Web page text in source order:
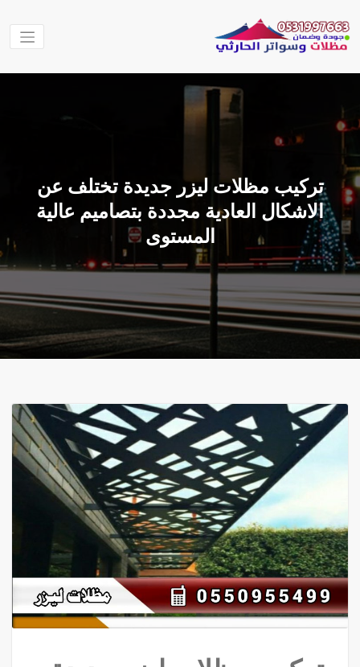
إلى
المحتوى
وسواتر
الحارثي
مظلات الحارثي
نقوم بتنفيذ اعمال
والهناجر وغيرها من
العربية السعودية
تركيب مظلات ليزر جديدة تختلف عن
الاشكال العادية مجددة بتصاميم عالية
المستوى